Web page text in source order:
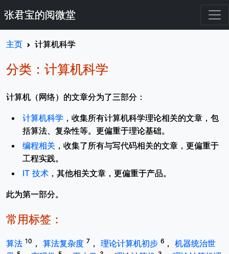
张君宝的阅微堂
主页 计算机科学
分类：计算机科学
计算机（网络）的文章分为了三部分：
计算机科学 ，收集所有计算机科学理论相关的文章，包
括算法、复杂性等。更偏重于理论基础。
编程相关 ，收集了所有与写代码相关的文章，更偏重于
工程实践。
IT 技术 ，其他相关文章，更偏重于产品。
此为第一部分。
常用标签：
算法 10 ， 算法复杂度 7 ， 理论计算机初步 6 ， 机器统治世